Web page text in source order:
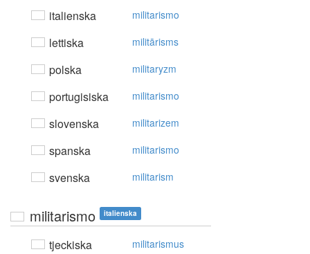
italienska militarismo
lettiska militārisms
polska militaryzm
portugisiska militarismo
slovenska militarizem
spanska militarismo
svenska militarism
militarismo italienska
tjeckiska militarismus